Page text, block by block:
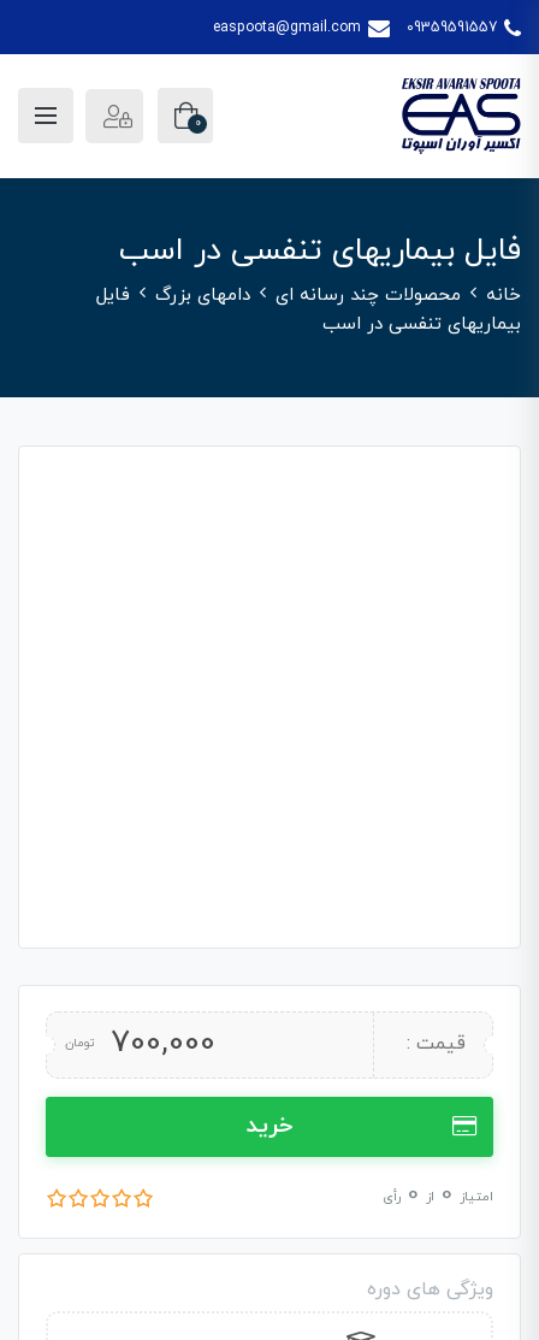
09359591557
easpoota@gmail.com
0
فایل بیماریهای تنفسی در اسب
خانه محصولات چند رسانه ای دامهای بزرگ
فایل
بیماریهای تنفسی در اسب
قیمت : 700,000 تومان
خرید
امتیاز 0 از 0 رأی
ویژگی های دوره